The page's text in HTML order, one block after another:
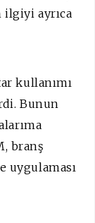
ilgiyi ayrıca
kullanımı
Bunun
branş
uygulaması